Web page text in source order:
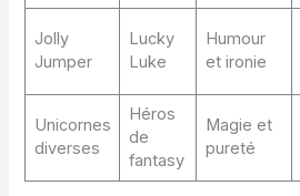
Jolly
Jumper
Lucky
Luke
Humour
et ironie
Unicornes
diverses
Héros
de
fantasy
Magie et
pureté